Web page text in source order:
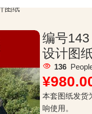
图纸
编号
设计图
136
¥
本套图纸发货
响使用。